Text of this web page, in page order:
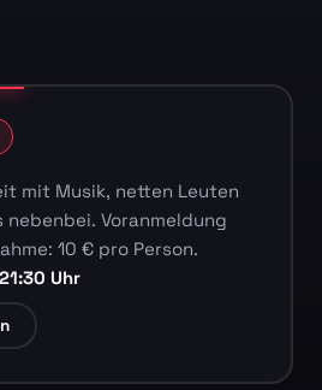
mit Musik, netten Leuten
nebenbei. Voranmeldung
10 € pro Person.
Uhr